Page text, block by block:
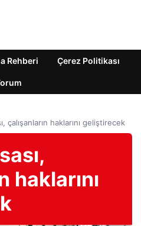
Rehberi Çerez Politikası
çalışanların haklarını geliştirecek
haklarını